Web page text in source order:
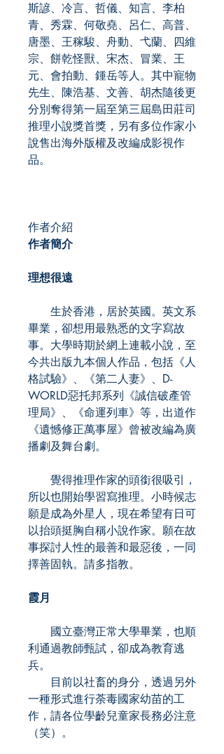
斯諺、冷言、哲儀、知言、李柏
青、秀霖、何敬堯、呂仁、高普、
唐墨、王稼駿、舟動、弋蘭、四維
宗、餅乾怪獸、宋杰、冒業、王
元、會拍動、鍾岳等人。其中寵物
先生、陳浩基、文善、胡杰隨後更
分別奪得第一屆至第三屆島田莊司
推理小說獎首獎，另有多位作家小
說售出海外版權及改編成影視作
品。
作者介紹
作者簡介
理想很遠
生於香港，居於英國。英文系
畢業，卻想用最熟悉的文字寫故
事。大學時期於網上連載小說，至
今共出版九本個人作品，包括《人
格試驗》、《第二人妻》、D-
WORLD惡托邦系列《誠信破產管
理局》、《命運列車》等，出道作
《遺憾修正萬事屋》曾被改編為廣
播劇及舞台劇。
覺得推理作家的頭銜很吸引，
所以也開始學習寫推理。小時候志
願是成為外星人，現在希望有日可
以抬頭挺胸自稱小說作家。願在故
事探討人性的最善和最惡後，一同
擇善固執。請多指教。
霞月
國立臺灣正常大學畢業，也順
利通過教師甄試，卻成為教育逃
兵。
目前以社畜的身分，透過另外
一種形式進行荼毒國家幼苗的工
作，請各位學齡兒童家長務必注意
（笑）。